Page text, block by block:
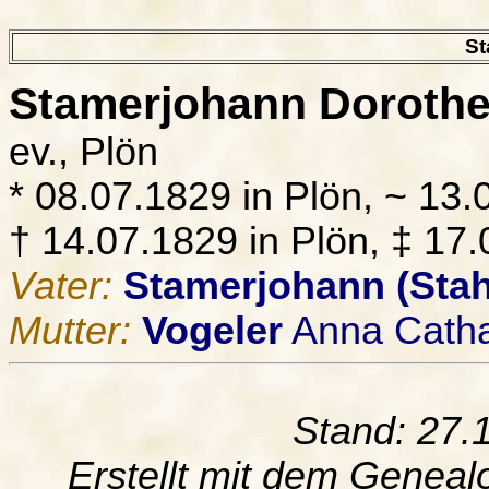
Stamerjohann
ev., Plön
* 08.07.1829 in Plön, ~
† 14.07.1829 in Plön, ‡
Vater: Stamerjohann
Mutter: Vogeler Anna
Stand:
Erstellt mit dem